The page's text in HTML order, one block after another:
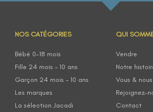
NOS CATÉGORIES
Bébé 0-18 mois
Fille 24 mois – 10 ans
Garçon 24 mois – 10 ans
Les marques
La sélection Jacadi
QUI
Vendre
Notre
Vous & nous
Rejoignez-
Contact